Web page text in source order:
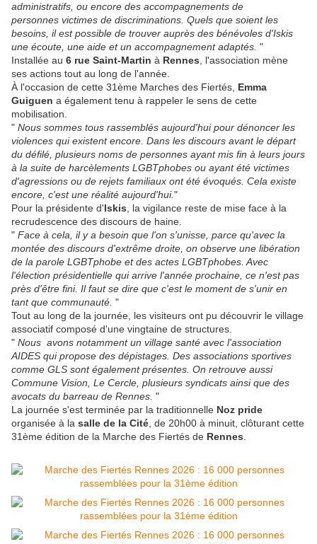
administratifs, ou encore des accompagnements de
personnes victimes de discriminations. Quels que soient les
besoins, il est possible de trouver auprès des bénévoles d'Iskis
une écoute, une aide et un accompagnement adaptés. "
Installée au 6 rue Saint-Martin à Rennes , l'association mène
ses actions tout au long de l'année.
À l'occasion de cette 31ème Marches des Fiertés, Emma
Guiguen a également tenu à rappeler le sens de cette
mobilisation.
" Nous sommes tous rassemblés aujourd'hui pour dénoncer les
violences qui existent encore. Dans les discours avant le départ
du défilé, plusieurs noms de personnes ayant mis fin à leurs jours
à la suite de harcèlements LGBTphobes ou ayant été victimes
d'agressions ou de rejets familiaux ont été évoqués. Cela existe
encore, c'est une réalité aujourd'hui."
Pour la présidente d'Iskis , la vigilance reste de mise face à la
recrudescence des discours de haine.
" Face à cela, il y a besoin que l'on s'unisse, parce qu'avec la
montée des discours d'extrême droite, on observe une libération
de la parole LGBTphobe et des actes LGBTphobes. Avec
l'élection présidentielle qui arrive l'année prochaine, ce n'est pas
près d'être fini. Il faut se dire que c'est le moment de s'unir en
tant que communauté. "
Tout au long de la journée, les visiteurs ont pu découvrir le village
associatif composé d'une vingtaine de structures.
" Nous avons notamment un village santé avec l'association
AIDES qui propose des dépistages. Des associations sportives
comme GLS sont également présentes. On retrouve aussi
Commune Vision, Le Cercle, plusieurs syndicats ainsi que des
avocats du barreau de Rennes. "
La journée s'est terminée par la traditionnelle Noz pride
organisée à la salle de la Cité , de 20h00 à minuit, clôturant cette
31ème édition de la Marche des Fiertés de Rennes